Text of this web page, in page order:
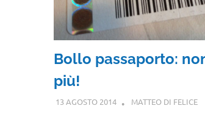
Bollo passaporto:
più!
13 AGOSTO 2014 MATTEO DI FELICE